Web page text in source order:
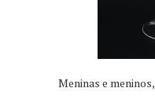
Meninas e meninos,